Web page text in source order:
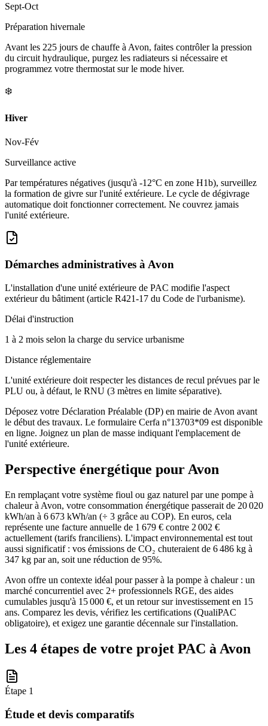
Sept-Oct
Préparation hivernale
Avant les 225 jours de chauffe à Avon, faites contrôler la pression
du circuit hydraulique, purgez les radiateurs si nécessaire et
programmez votre thermostat sur le mode hiver.
❄️
Hiver
Nov-Fév
Surveillance active
Par températures négatives (jusqu'à -12°C en zone H1b), surveillez
la formation de givre sur l'unité extérieure. Le cycle de dégivrage
automatique doit fonctionner correctement. Ne couvrez jamais
l'unité extérieure.
Démarches administratives àAvon
L'installation d'une unité extérieure de PAC modifie l'aspect
extérieur du bâtiment (article R421-17 du Code de l'urbanisme).
Délai d'instruction
1 à 2 mois selon la charge du service urbanisme
Distance réglementaire
L'unité extérieure doit respecter les distances de recul prévues par le
PLU ou, à défaut, le RNU (3 mètres en limite séparative).
Déposez votre Déclaration Préalable (DP) en mairie de Avon avant
le début des travaux. Le formulaire Cerfa n°13703*09 est disponible
en ligne. Joignez un plan de masse indiquant l'emplacement de
l'unité extérieure.
Perspective énergétique pour Avon
En remplaçant votre système fioul ou gaz naturel par une pompe à
chaleur à Avon, votre consommation énergétique passerait de 20 020
kWh/an à 6 673 kWh/an (÷ 3 grâce au COP). En euros, cela
représente une facture annuelle de 1 679 € contre 2 002 €
actuellement (tarifs franciliens). L'impact environnemental est tout
aussi significatif : vos émissions de CO₂ chuteraient de 6 486 kg à
347 kg par an, soit une réduction de 95%.
Avon offre un contexte idéal pour passer à la pompe à chaleur : un
marché concurrentiel avec 2+ professionnels RGE, des aides
cumulables jusqu'à 15 000 €, et un retour sur investissement en 15
ans. Comparez les devis, vérifiez les certifications (QualiPAC
obligatoire), et exigez une garantie décennale sur l'installation.
Les 4 étapes de votre projet PAC à Avon
Étape 1
Étude et devis comparatifs